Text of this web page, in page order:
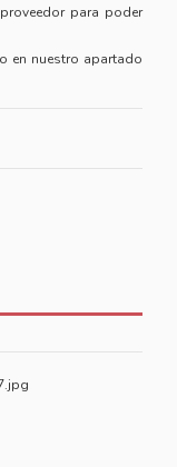
para poder
en nuestro apartado